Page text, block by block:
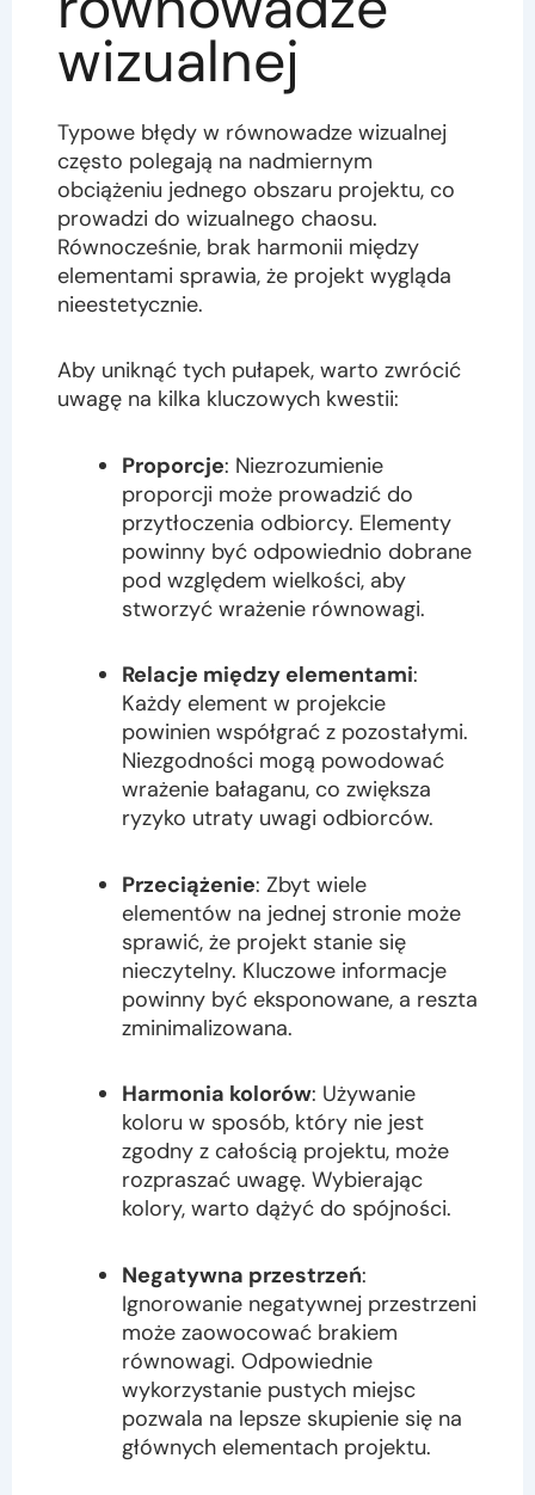
wizualnej
Typowe błędy w równowadze wizualnej
często polegają na nadmiernym
obciążeniu jednego obszaru projektu, co
prowadzi do wizualnego chaosu.
Równocześnie, brak harmonii między
elementami sprawia, że projekt wygląda
nieestetycznie.
Aby uniknąć tych pułapek, warto zwrócić
uwagę na kilka kluczowych kwestii:
Proporcje: Niezrozumienie
proporcji może prowadzić do
przytłoczenia odbiorcy. Elementy
powinny być odpowiednio dobrane
pod względem wielkości, aby
stworzyć wrażenie równowagi.
Relacje między elementami:
Każdy element w projekcie
powinien współgrać z pozostałymi.
Niezgodności mogą powodować
wrażenie bałaganu, co zwiększa
ryzyko utraty uwagi odbiorców.
Przeciążenie: Zbyt wiele
elementów na jednej stronie może
sprawić, że projekt stanie się
nieczytelny. Kluczowe informacje
powinny być eksponowane, a reszta
zminimalizowana.
Harmonia kolorów: Używanie
koloru w sposób, który nie jest
zgodny z całością projektu, może
rozpraszać uwagę. Wybierając
kolory, warto dążyć do spójności.
Negatywna przestrzeń:
Ignorowanie negatywnej przestrzeni
może zaowocować brakiem
równowagi. Odpowiednie
wykorzystanie pustych miejsc
pozwala na lepsze skupienie się na
głównych elementach projektu.